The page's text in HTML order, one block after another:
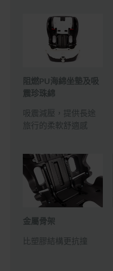
阻燃PU海綿坐墊及吸
震珍珠綿
吸震減壓，提供長途
旅行的柔軟舒適感
金屬骨架
比塑膠結構更抗撞